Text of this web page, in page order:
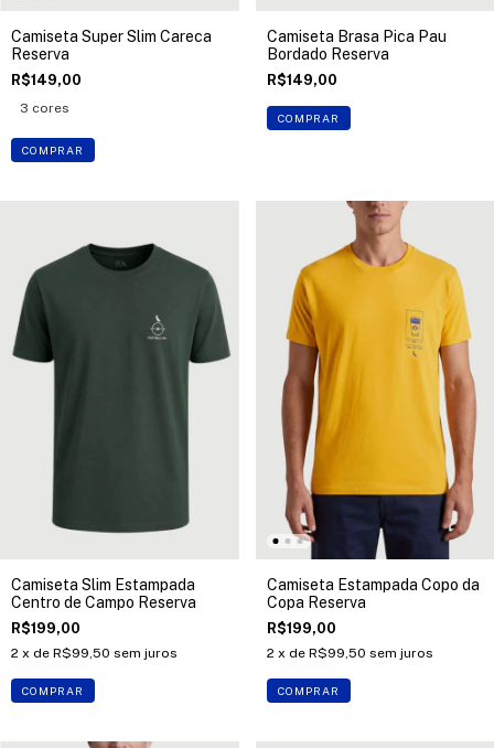
Camiseta Super Slim Careca
Reserva
R$149,00
3 cores
COMPRAR
Camiseta Brasa Pica Pau
Bordado Reserva
R$149,00
COMPRAR
Camiseta Slim Estampada
Centro de Campo Reserva
R$199,00
2 x de R$99,50 sem juros
COMPRAR
Camiseta Estampada Copo da
Copa Reserva
R$199,00
2 x de R$99,50 sem juros
COMPRAR